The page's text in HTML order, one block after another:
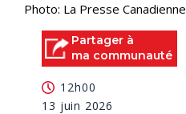
Photo: La Presse Canadienne
Partager à
ma communauté
12h00
13 juin 2026